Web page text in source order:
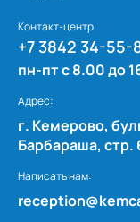
Контакт-центр
+7 3842 34-55-
пн-пт с 8.00 до
Адрес:
г. Кемерово,
Барбараша, стр.
Написать нам: